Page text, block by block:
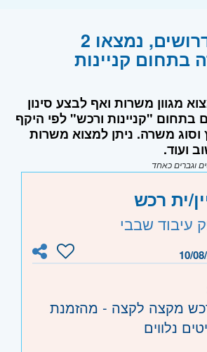
לוח משרות דרושים, נמצאו 2
בתחום קניינות
מגוון משרות ואף לבצע סינון
בתחום "קניינות ורכש" לפי היקף
משרה. ניתן למצוא משרות
ועוד.
וגברים כאחד
ית רכש
עיבוד שבבי
10/
רכש מקצה לקצה - מהזמנת
נלווים